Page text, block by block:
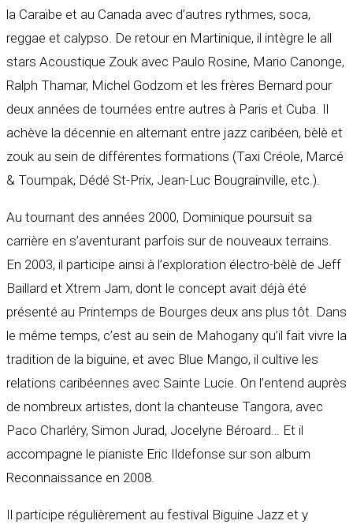
la Caraïbe et au Canada avec d’autres rythmes, soca,
reggae et calypso. De retour en Martinique, il intègre le all
stars Acoustique Zouk avec Paulo Rosine, Mario Canonge,
Ralph Thamar, Michel Godzom et les frères Bernard pour
deux années de tournées entre autres à Paris et Cuba. Il
achève la décennie en alternant entre jazz caribéen, bèlè et
zouk au sein de différentes formations (Taxi Créole, Marcé
& Toumpak, Dédé St-Prix, Jean-Luc Bougrainville, etc.).
Au tournant des années 2000, Dominique poursuit sa
carrière en s’aventurant parfois sur de nouveaux terrains.
En 2003, il participe ainsi à l’exploration électro-bèlè de Jeff
Baillard et Xtrem Jam, dont le concept avait déjà été
présenté au Printemps de Bourges deux ans plus tôt. Dans
le même temps, c’est au sein de Mahogany qu’il fait vivre la
tradition de la biguine, et avec Blue Mango, il cultive les
relations caribéennes avec Sainte Lucie. On l’entend auprès
de nombreux artistes, dont la chanteuse Tangora, avec
Paco Charléry, Simon Jurad, Jocelyne Béroard… Et il
accompagne le pianiste Eric Ildefonse sur son album
Reconnaissance en 2008.
Il participe régulièrement au festival Biguine Jazz et y